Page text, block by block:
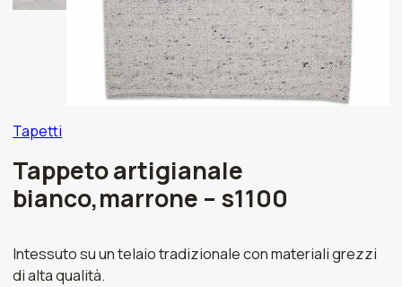
Tapetti
Tappeto artigianale
bianco,marrone – s1100
Intessuto su un telaio tradizionale con materiali grezzi
di alta qualità.